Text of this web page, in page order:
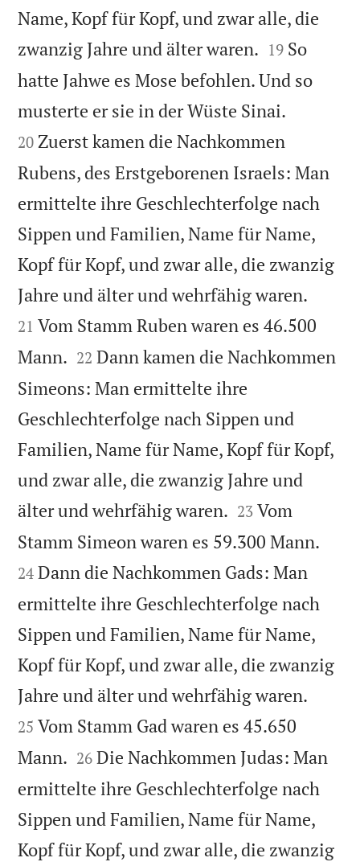
Name, Kopf für Kopf, und zwar alle, die
zwanzig Jahre und älter waren. 

19 So
hatte Jahwe es Mose befohlen. Und so
musterte er sie in der Wüste Sinai.
20 Zuerst kamen die Nachkommen
Rubens, des Erstgeborenen Israels: Man
ermittelte ihre Geschlechterfolge nach
Sippen und Familien, Name für Name,
Kopf für Kopf, und zwar alle, die zwanzig
Jahre und älter und wehrfähig waren.
21 Vom Stamm Ruben waren es 46.500
Mann. 

22 Dann kamen die Nachkommen
Simeons: Man ermittelte ihre
Geschlechterfolge nach Sippen und
Familien, Name für Name, Kopf für Kopf,
und zwar alle, die zwanzig Jahre und
älter und wehrfähig waren. 

23 Vom
Stamm Simeon waren es 59.300 Mann.
24 Dann die Nachkommen Gads: Man
ermittelte ihre Geschlechterfolge nach
Sippen und Familien, Name für Name,
Kopf für Kopf, und zwar alle, die zwanzig
Jahre und älter und wehrfähig waren.
25 Vom Stamm Gad waren es 45.650
Mann. 

26 Die Nachkommen Judas: Man
ermittelte ihre Geschlechterfolge nach
Sippen und Familien, Name für Name,
Kopf für Kopf, und zwar alle, die zwanzig